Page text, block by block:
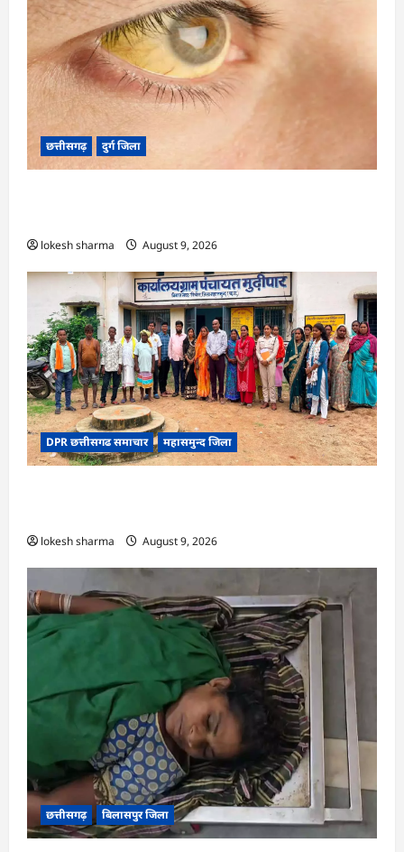
छत्तीसगढ़ दुर्ग जिला
lokesh sharma August 9, 2026
DPR छत्तीसगढ समाचार महासमुन्द जिला
lokesh sharma August 9, 2026
छत्तीसगढ़ बिलासपुर जिला